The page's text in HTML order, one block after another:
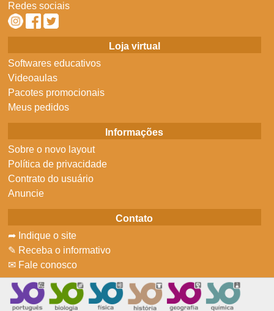
Redes sociais
Loja virtual
Softwares educativos
Videoaulas
Pacotes promocionais
Meus pedidos
Informações
Sobre o novo layout
Política de privacidade
Contrato do usuário
Anuncie
Contato
➦ Indique o site
✎ Receba o informativo
✉ Fale conosco